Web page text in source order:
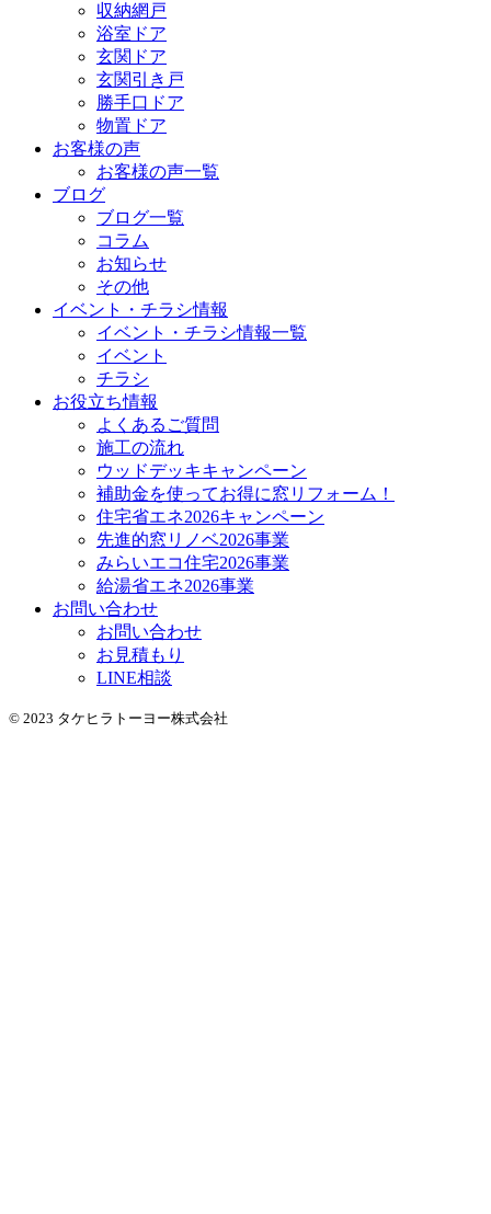
収納網戸
浴室ドア
玄関ドア
玄関引き戸
勝手口ドア
物置ドア
お客様の声
お客様の声一覧
ブログ
ブログ一覧
コラム
お知らせ
その他
イベント・チラシ情報
イベント・チラシ情報一覧
イベント
チラシ
お役立ち情報
よくあるご質問
施工の流れ
ウッドデッキキャンペーン
補助金を使ってお得に窓リフォーム！
住宅省エネ2026キャンペーン
先進的窓リノベ2026事業
みらいエコ住宅2026事業
給湯省エネ2026事業
お問い合わせ
お問い合わせ
お見積もり
LINE相談
© 2023 タケヒラトーヨー株式会社